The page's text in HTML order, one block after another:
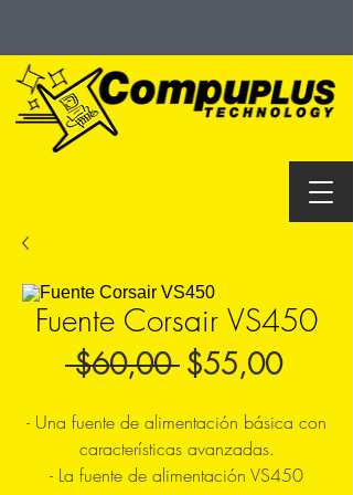
Fuente Corsair VS450
$60,00 Precio
$55,00Precio
oferta
- Una fuente de alimentación básica con
características avanzadas.
- La fuente de alimentación VS450